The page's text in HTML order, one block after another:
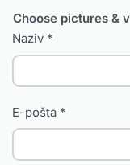
Choose pictures &
Naziv *
E-pošta *